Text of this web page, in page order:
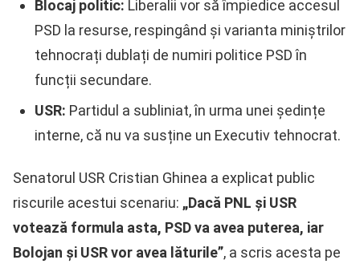
Blocaj politic: Liberalii vor să împiedice accesul
PSD la resurse, respingând și varianta miniștrilor
tehnocrați dublați de numiri politice PSD în
funcții secundare.
USR: Partidul a subliniat, în urma unei ședințe
interne, că nu va susține un Executiv tehnocrat.
Senatorul USR Cristian Ghinea a explicat public
riscurile acestui scenariu: „Dacă PNL și USR
votează formula asta, PSD va avea puterea, iar
Bolojan și USR vor avea lăturile”, a scris acesta pe